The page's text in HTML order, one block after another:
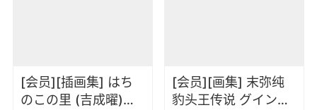
[会员][插画集] はち
のこの里 (吉成曜)
[会员][画集] 末弥纯
豹头王传说 グイン・